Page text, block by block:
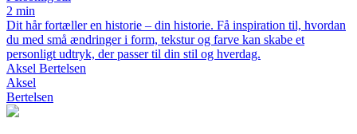
2 min
Dit hår fortæller en historie – din historie. Få inspiration til, hvordan
du med små ændringer i form, tekstur og farve kan skabe et
personligt udtryk, der passer til din stil og hverdag.
Aksel Bertelsen
Aksel
Bertelsen